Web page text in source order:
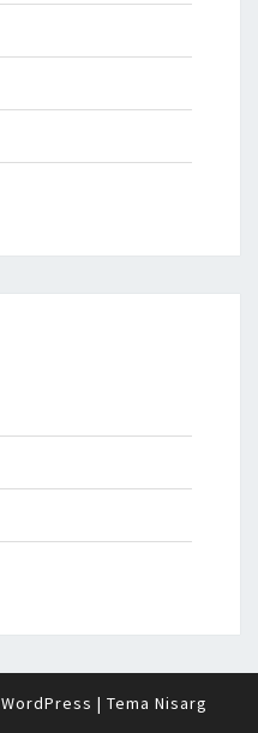
WordPress | Tema Nisarg